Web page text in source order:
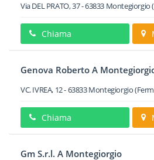
Via DEL PRATO, 37-63833 Montegiorgio
Chiama
Genova Roberto A
VC. IVREA, 12-63833Montegiorgio
Chiama
Gm S.r.l. A Montegiorgio